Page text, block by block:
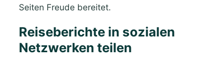
Seiten Freude bereitet.
Reiseberichte in sozialen
Netzwerken teilen